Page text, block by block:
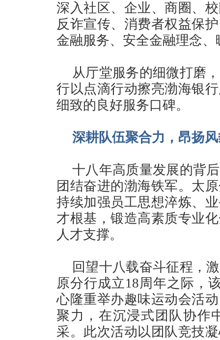
深入社区、企业、商圈、
反诈宣传、消费者权益保
金融服务、安全金融理念
从厅堂服务的细微打磨
行以点滴行动擦亮渤海银
细致的良好服务口碑。
深耕队伍聚合力，昂扬
十八年高质量发展的背
团结奋进的渤海铁军。太
持续加强员工思想淬炼、
才根基，锻造高素质专业
人才支撑。
回望十八载奋斗征程，
原分行成立18周年之际，
心隆重举办趣味运动会活
聚力，在沉浸式团队协作
采。此次活动以团队竞技